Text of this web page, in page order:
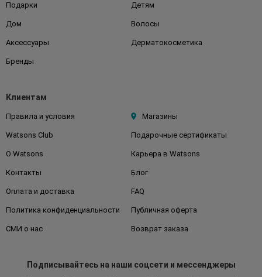
Подарки Детям
Дом Волосы
Аксессуары Дерматокосметика
Бренды
Клиентам
Правила и условия Магазины
Watsons Club Подарочные сертификаты
О Watsons Карьера в Watsons
Контакты Блог
Оплата и доставка FAQ
Политика конфиденциальности Публичная оферта
СМИ о нас Возврат заказа
Подписывайтесьна наши соцсети и мессенджеры